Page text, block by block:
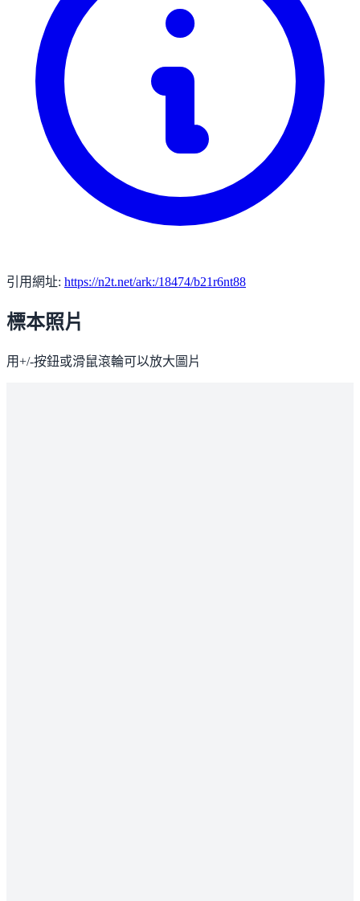
引用網址: https://n2t.net/ark:/18474/b21r6nt88
標本照片
用+/-按鈕或滑鼠滾輪可以放大圖片